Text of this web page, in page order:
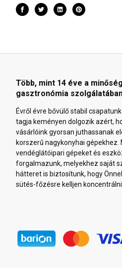
Több, mint 14 éve a
gasztronómia
Évről évre bővülő stabil
tagja keményen dolgozik azért,
vásárlóink gyorsan juthassanak
korszerű nagykonyhai gépekhez.
vendéglátóipari gépeket és
forgalmazunk, melyekhez saját
hátteret is biztosítunk, hogy
sütés-főzésre kelljen